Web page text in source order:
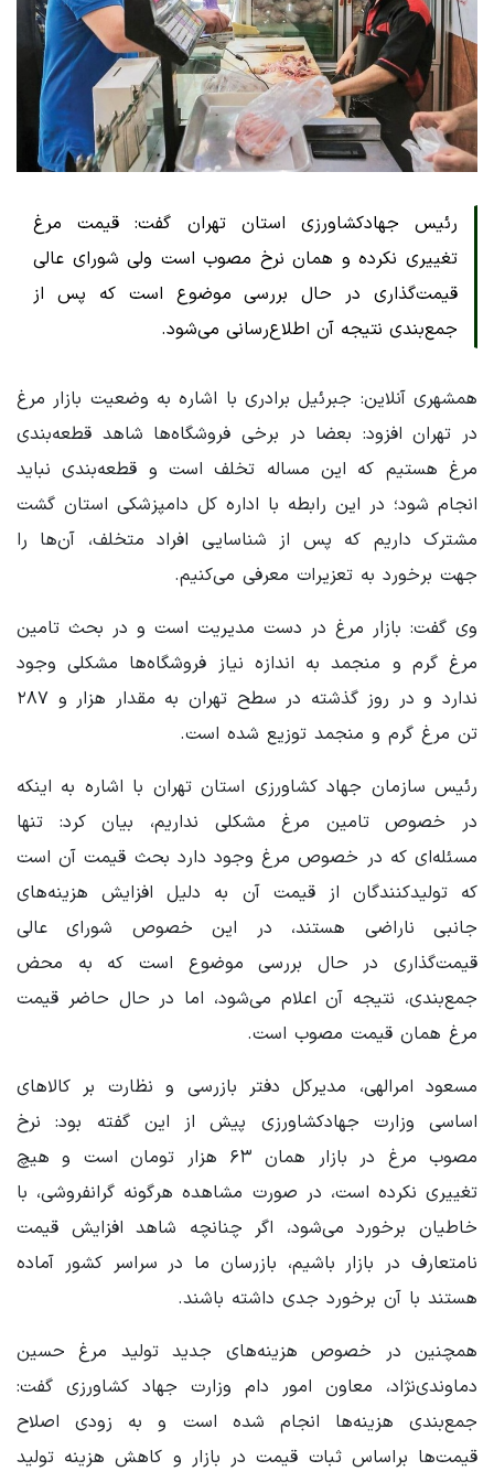
رئیس جهادکشاورزی استان تهران گفت: قیمت مرغ
تغییری نکرده و همان نرخ مصوب است ولی شورای عالی
قیمت‌گذاری در حال بررسی موضوع است که پس از
جمع‌بندی نتیجه آن اطلاع‌رسانی می‌شود.
همشهری آنلاین: جبرئیل برادری با اشاره به وضعیت بازار مرغ
در تهران افزود: بعضا در برخی فروشگاه‌ها شاهد قطعه‌بندی
مرغ هستیم که این مساله تخلف است و قطعه‌بندی نباید
انجام شود؛ در این رابطه با اداره کل دامپزشکی استان گشت
مشترک داریم که پس از شناسایی افراد متخلف، آن‌ها را
جهت برخورد به تعزیرات معرفی می‌کنیم.
وی گفت: بازار مرغ در دست مدیریت است و در بحث تامین
مرغ گرم و منجمد به اندازه نیاز فروشگاه‌ها مشکلی وجود
ندارد و در روز گذشته در سطح تهران به مقدار هزار و ۲۸۷
تن مرغ گرم و منجمد توزیع شده است.
رئیس سازمان جهاد کشاورزی استان تهران با اشاره به اینکه
در خصوص تامین مرغ مشکلی نداریم، بیان کرد: تنها
مسئله‌ای که در خصوص مرغ وجود دارد بحث قیمت آن است
که تولیدکنندگان از قیمت آن به دلیل افزایش هزینه‌های
جانبی ناراضی هستند، در این خصوص شورای عالی
قیمت‌گذاری در حال بررسی موضوع است که به محض
جمع‌بندی، نتیجه آن اعلام می‌شود، اما در حال حاضر قیمت
مرغ همان قیمت مصوب است.
مسعود امرالهی، مدیرکل دفتر بازرسی و نظارت بر کالاهای
اساسی وزارت جهادکشاورزی پیش از این گفته بود:‌ نرخ
مصوب مرغ در بازار همان ۶۳ هزار تومان است و هیچ
تغییری نکرده است،‌ در صورت مشاهده هرگونه گرانفروشی، با
خاطیان برخورد می‌شود، اگر چنانچه شاهد افزایش قیمت
نامتعارف در بازار باشیم، بازرسان ما در سراسر کشور آماده
هستند با آن برخورد جدی داشته باشند.
همچنین در خصوص هزینه‌های جدید تولید مرغ حسین
دماوندی‌نژاد، معاون امور دام وزارت جهاد کشاورزی گفت:
جمع‌بندی هزینه‌ها انجام شده است و به زودی اصلاح
قیمت‌ها براساس ثبات قیمت در بازار و کاهش هزینه تولید